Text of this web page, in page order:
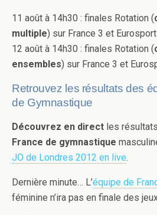
11 août à 14h30 : finales Rotation (
multiple) sur France 3 et Eurosport
12 août à 14h30 : finales Rotation (
ensembles) sur France 3 et
Retrouvez les résultats des
de Gymnastique
Découvrez en direct les
France de gymnastique
JO de Londres 2012 en live.
Dernière minute… L’équipe de
féminine n’ira pas en finale des